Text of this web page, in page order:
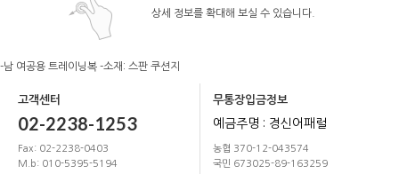
상세 정보를 확대해 보실 수 있습니다.
-남 여공용 트레이닝복 -소재: 스판 쿠션지
고객센터
02-2238-1253
Fax: 02-2238-0403
M.b: 010-5395-5194
무통장입금정보
예금주명 : 경신어패럴
농협 370-12-043574
국민 673025-89-163259